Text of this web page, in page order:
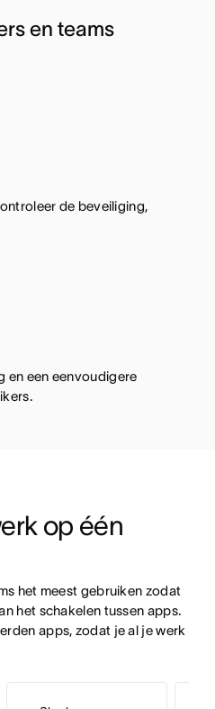
en teams
de beveiliging,
en een eenvoudigere
op één
het meest gebruiken zodat
het schakelen tussen apps.
apps, zodat je al je werk